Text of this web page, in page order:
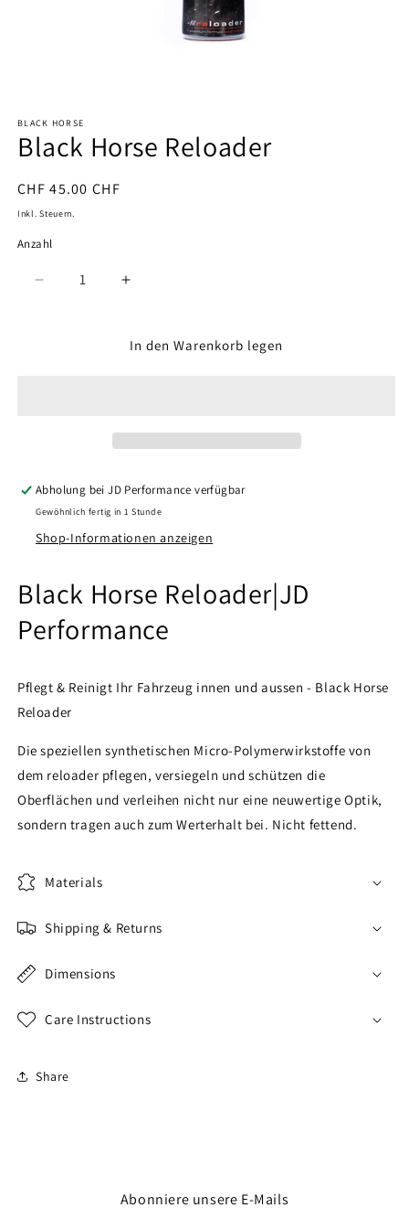
in
Modal
öffnen
BLACK HORSE
Black Horse Reloader
Normaler
Preis
CHF 45.00 CHF
Inkl. Steuern.
Anzahl
Anzahl
Verringere
Erhöhe
für
In den Warenkorb legen
Abholung beiJD Performance verfügbar
Gewöhnlich fertig in 1 Stunde
Shop-Informationen anzeigen
Black Horse Reloader|JD
Performance
Pflegt & Reinigt Ihr Fahrzeug innen und aussen - Black Horse
Reloader
Die speziellen synthetischen Micro-Polymerwirkstoffe von
dem reloader pflegen, versiegeln und schützen die
Oberflächen und verleihen nicht nur eine neuwertige Optik,
sondern tragen auch zum Werterhalt bei. Nicht fettend.
Materials
Shipping & Returns
Dimensions
Care Instructions
Share
Abonniere unsere E-Mails